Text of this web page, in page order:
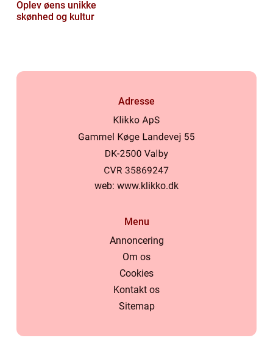
Oplev øens unikke
skønhed og kultur
Adresse
web: www.klikko.dk
Menu
Annoncering
Om os
Cookies
Kontakt os
Sitemap